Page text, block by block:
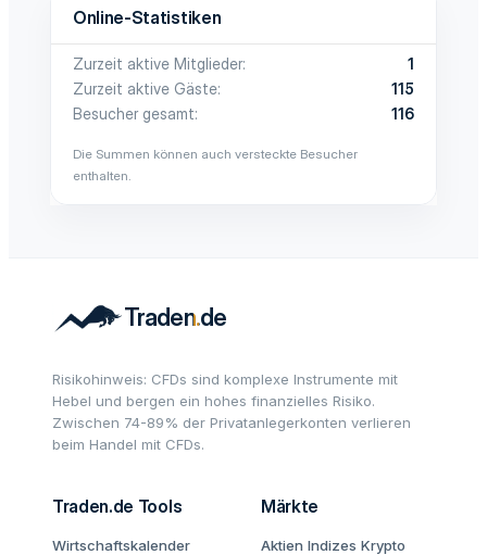
Online-Statistiken
Zurzeit aktive Mitglieder
1
Zurzeit aktive Gäste
115
Besucher gesamt
116
Die Summen können auch versteckte Besucher
enthalten.
Risikohinweis: CFDs sind komplexe Instrumente mit
Hebel und bergen ein hohes finanzielles Risiko.
Zwischen 74-89% der Privatanlegerkonten verlieren
beim Handel mit CFDs.
Traden.de Tools
Wirtschaftskalender
Märkte
Aktien Indizes Krypto